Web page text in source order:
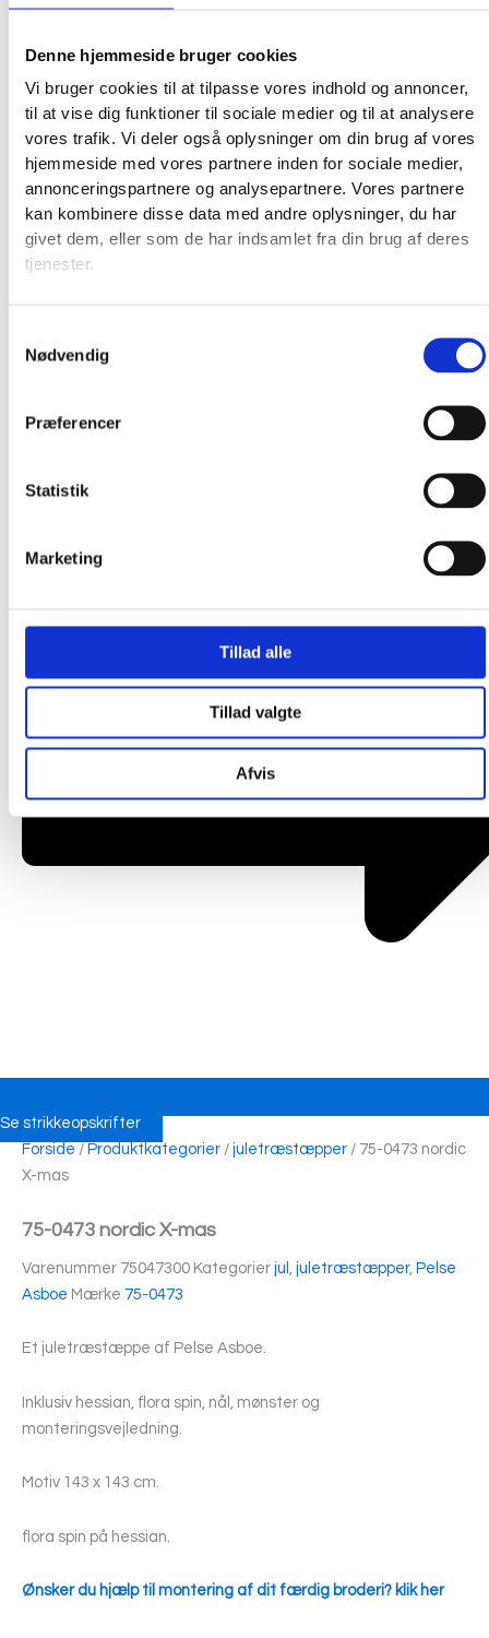
Denne hjemmeside bruger cookies
Vi bruger cookies til at tilpasse vores indhold og annoncer,
til at vise dig funktioner til sociale medier og til at analysere
vores trafik. Vi deler også oplysninger om din brug af vores
hjemmeside med vores partnere inden for sociale medier,
annonceringspartnere og analysepartnere. Vores partnere
kan kombinere disse data med andre oplysninger, du har
givet dem, eller som de har indsamlet fra din brug af deres
tjenester.
Nødvendig
Præferencer
Statistik
Marketing
Tillad alle
Tillad valgte
Afvis
Broderkits
Strikkeopskrifter og bøger
Smukke islandske uldtæpper fra Ístex
Se strikkeopskrifter
Forside / Produktkategorier / juletræstæpper / 75-0473 nordic
X-mas
75-0473 nordic X-mas
Varenummer 75047300 Kategorier jul juletræstæpper, Pelse
Asboe Mærke 75-0473
Et juletræstæppe af Pelse Asboe.
Inklusiv hessian, flora spin, nål, mønster og
monteringsvejledning.
Motiv 143 x 143 cm.
flora spin på hessian.
Ønsker du hjælp til montering af dit færdig broderi? klik her